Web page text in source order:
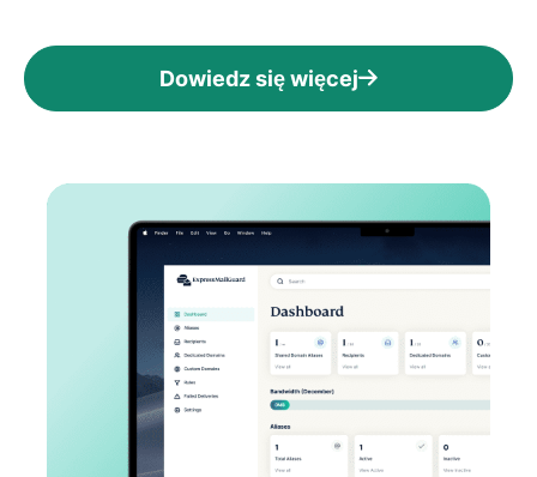
Dowiedz się więcej